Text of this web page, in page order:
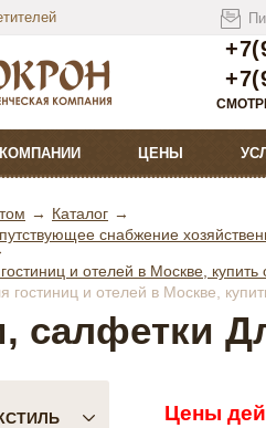
ЦЕНЫ
Каталог
снабжение
и отелей в Москве,
гостиниц и отелей в Москве,
салфетки
Цены